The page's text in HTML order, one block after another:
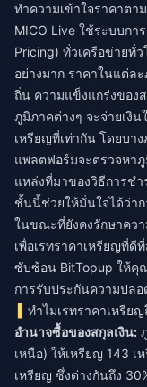
ทำความเข้าใจราคาตา
MICO Live ใช้ระบบก
Pricing) ทั่วเครือข่ายทั่
อย่างมาก ราคาในแต่ล
ถิ่น ความแข็งแกร่งของ
ภูมิภาคต่างๆ จะจ่ายเงิ
เหรียญที่เท่ากัน โดยบา
แพลตฟอร์มจะตรวจหา
แหล่งที่มาของวิธีการช
ชั้นนี้ช่วยให้มั่นใจได้ว่า
ในขณะที่ยังคงรักษาคว
เพื่อเรทราคาเหรียญที่
ซับซ้อน BitTopup ให้คุ
การรับประกันความปลอ
ทำไมเรทราคาเหรีย
อำนาจซื้อของสกุลเงิน:
เหนือ) ให้เหรียญ 143
เหรียญ ซึ่งต่างกันถึง